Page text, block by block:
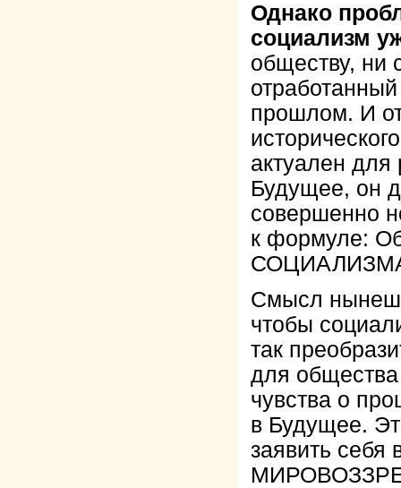
Однако
социализм
обществу, ни
прошлом. И
актуален
Будущее, он
совершенно
к формуле:
Смысл
чтобы
так
для общества
чувства о
в Будущее.
заявить